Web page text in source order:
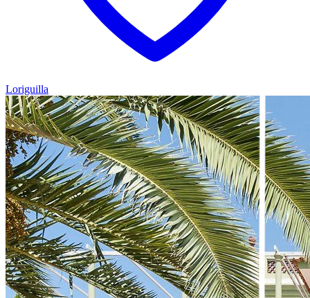
Loriguilla